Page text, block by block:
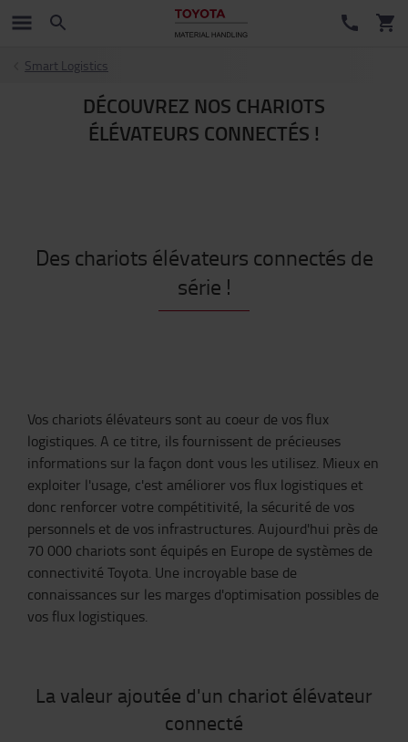
Smart Logistics
DÉCOUVREZ NOS CHARIOTS
ÉLÉVATEURS CONNECTÉS !
Des chariots élévateurs connectés de
série !
Vos chariots élévateurs sont au coeur de vos flux
logistiques. A ce titre, ils fournissent de précieuses
informations sur la façon dont vous les utilisez. Mieux en
exploiter l'usage, c'est améliorer vos flux logistiques et
donc renforcer votre compétitivité, la sécurité de vos
personnels et de vos infrastructures. Aujourd'hui près de
70 000 chariots sont équipés en Europe de systèmes de
connectivité Toyota. Une incroyable base de
connaissances sur les marges d'optimisation possibles de
vos flux logistiques.
La valeur ajoutée d'un chariot élévateur
connecté